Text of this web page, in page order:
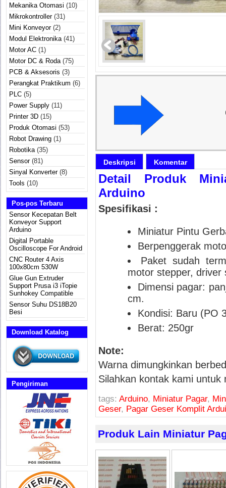
Mekanika Otomasi (10)
Mikrokontroller(31)
Mini Konveyor(2)
Modul Elektronika(41)
Motor AC (1)
Motor DC & Roda(75)
PCB & Aksesoris (3)
Perangkat Praktikum (6)
PLC (5)
Power Supply (11)
Printer 3D (15)
Produk Otomasi (53)
Robot Drawing (1)
Robotika(35)
Sensor(81)
Sinyal Konverter(8)
Tools (10)
Pos-pos Terbaru
Sensor Kecepatan Belt
Konveyor Support
Arduino
Digital Portable
Oscilloscope For Android
CNC Router 4 Axis
100x80cm 530W
Glue Gun Extruder
Support Prusa i3 iTopie
Sunhokey Compatible
Sensor Suhu DS18B20
Besi
Download Katalog
Pengiriman
Deskripsi Komentar
Detail Produk
Arduino
Spesifikasi :
Miniatur Pintu
Berpenggerak
Paket sudah
motor stepper, driver
Dimensi pagar:
cm.
Kondisi: Baru (PO
Berat: 250gr
Note:
Warna dimungkinkan
Silahkan kontak kami untuk
tags: Arduino, Miniatur Pagar,
Geser, Pagar Geser Komplit
Produk Lain Miniatur